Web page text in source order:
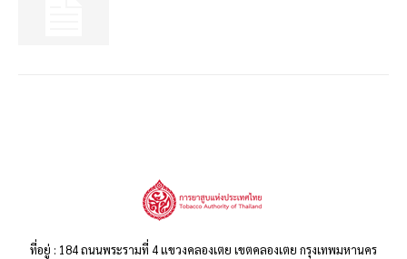
ที่อยู่ : 184 ถนนพระรามที่ 4 แขวงคลองเตย เขตคลองเตย กรุงเทพมหานคร